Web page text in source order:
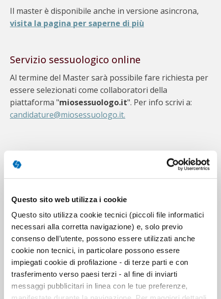
Questo sito web utilizza i cookie
Questo sito utilizza cookie tecnici (piccoli file informatici
necessari alla corretta navigazione) e, solo previo
consenso dell’utente, possono essere utilizzati anche
cookie non tecnici, in particolare possono essere
impiegati cookie di profilazione - di terze parti e con
trasferimento verso paesi terzi - al fine di inviarti
messaggi pubblicitari in linea con le tue preferenze,
Il master è disponibile anche in versione asincrona,
visita la pagina per saperne di più
Servizio sessuologico online
Al termine del Master sarà possibile fare richiesta per
essere selezionati come collaboratori della
piattaforma "miosessuologo.it". Per info scrivi a:
candidature@miosessuologo.it.
Per procedere con l'iscrizione è sufficiente cliccare sul
bottone ISCRIZIONI e selezionare il metodo di
pagamento desiderato (carta di credito, Paypal, bonifico
bancario).
Se è interessato/a a conoscere le possibilità di
pagamento a rate del master può contattare la
segreteria formativa inviando una richiesta a questo